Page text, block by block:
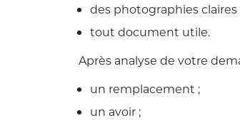
des photographies
tout document utile.
Après analyse de votre
un remplacement ;
un avoir ;